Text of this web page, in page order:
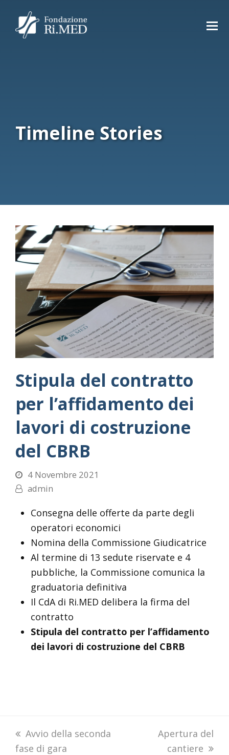
Timeline Stories
Stipula del contratto
per l’affidamento dei
lavori di costruzione
del CBRB
4 Novembre 2021
admin
Consegna delle offerte da parte degli
operatori economici
Nomina della Commissione Giudicatrice
Al termine di 13 sedute riservate e 4
pubbliche, la Commissione comunica la
graduatoria definitiva
Il CdA di Ri.MED delibera la firma del
contratto
Stipula del contratto per l’affidamento
dei lavori di costruzione del CBRB
previous
post:
Avvio della seconda
fase di gara
next
post:
Apertura del
cantiere